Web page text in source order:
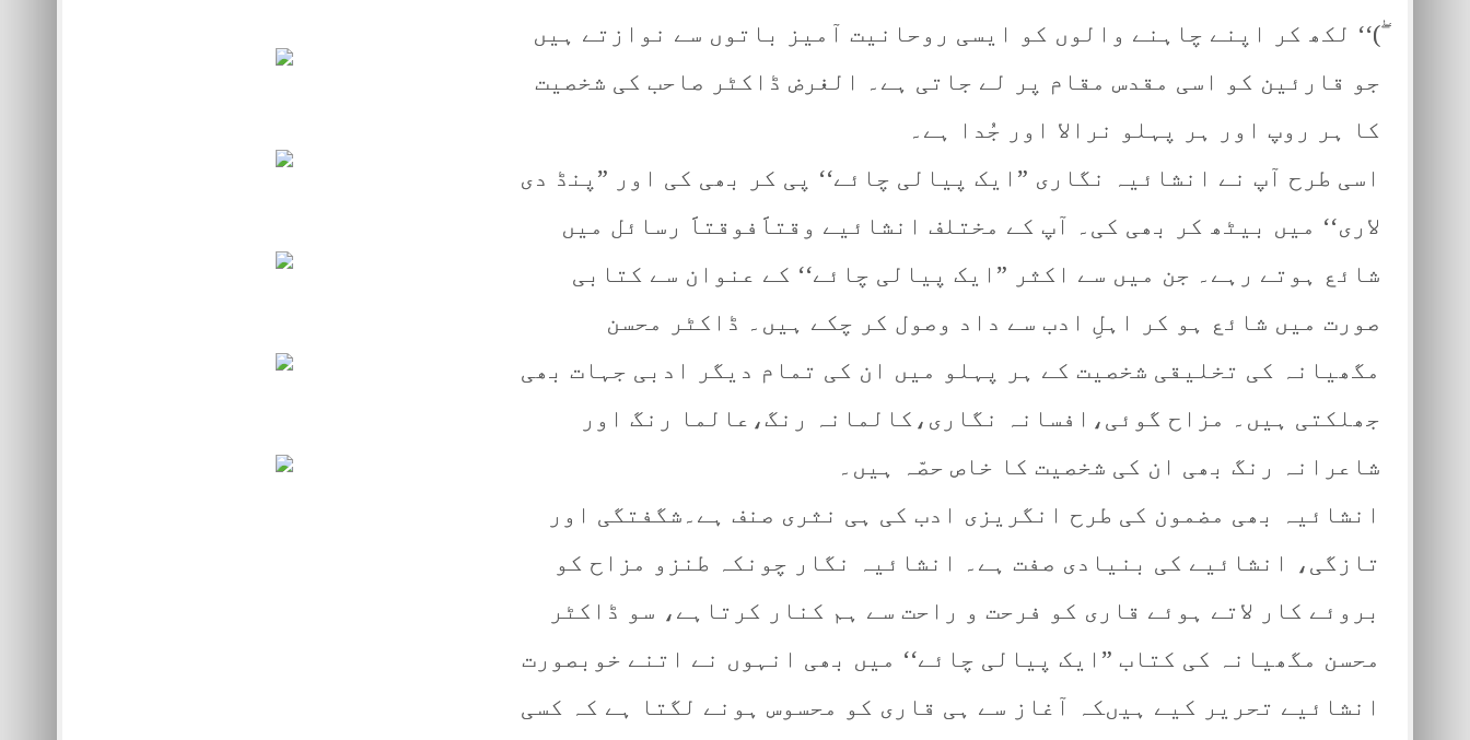
ۖ)‘‘ لکھ کر اپنے چاہنے والوں کو ایسی روحانیت آمیز باتوں سے نوازتے ہیں
جو قارئین کو اسی مقدس مقام پر لے جاتی ہے۔ الغرض ڈاکٹر صاحب کی شخصیت
کا ہر روپ اور ہر پہلو نرالا اور جُدا ہے۔
اسی طرح آپ نے انشائیہ نگاری ”ایک پیالی چائے‘‘ پی کر بھی کی اور ”پنڈ دی
لاری‘‘ میں بیٹھ کر بھی کی۔ آپ کے مختلف انشائیے وقتاََفوقتاََ رسائل میں
شائع ہوتے رہے۔ جن میں سے اکثر ”ایک پیالی چائے‘‘ کے عنوان سے کتابی
صورت میں شائع ہو کر اہلِ ادب سے داد وصول کر چکے ہیں۔ ڈاکٹر محسن
مگھیانہ کی تخلیقی شخصیت کے ہر پہلو میں ان کی تمام دیگر ادبی جہات بھی
جھلکتی ہیں۔ مزاح گوئی،افسانہ نگاری،کالمانہ رنگ،عالما رنگ اور
شاعرانہ رنگ بھی ان کی شخصیت کا خاص حصّہ ہیں۔
انشائیہ بھی مضمون کی طرح انگریزی ادب کی ہی نثری صنف ہے۔شگفتگی اور
تازگی، انشائیے کی بنیادی صفت ہے۔ انشائیہ نگار چونکہ طنزو مزاح کو
بروئے کار لاتے ہوئے قاری کو فرحت و راحت سے ہم کنار کرتاہے، سو ڈاکٹر
محسن مگھیانہ کی کتاب ”ایک پیالی چائے‘‘ میں بھی انہوں نے اتنے خوبصورت
انشائیے تحریر کیے ہیںکہ آغاز سے ہی قاری کو محسوس ہونے لگتا ہے کہ کسی